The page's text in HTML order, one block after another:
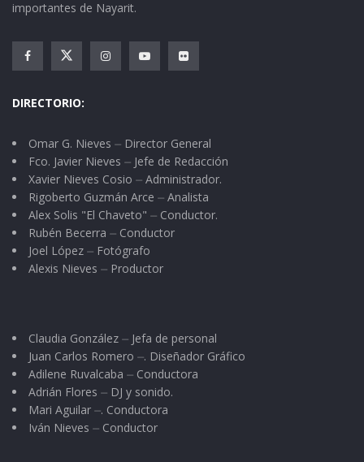
importantes de Nayarit.
DIRECTORIO:
Omar G. Nieves ⏤ Director General
Fco. Javier Nieves ⏤ Jefe de Redacción
Xavier Nieves Cosio ⏤ Administrador.
Rigoberto Guzmán Arce ⏤ Analista
Alex Solis "El Chaveto" ⏤ Conductor.
Rubén Becerra ⏤ Conductor
Joel López ⏤ Fotógrafo
Alexis Nieves ⏤ Productor
Claudia González ⏤ Jefa de personal
Juan Carlos Romero ⏤. Diseñador Gráfico
Adilene Ruvalcaba ⏤ Conductora
Adrián Flores ⏤ DJ y sonido.
Mari Aguilar ⏤. Conductora
Iván Nieves ⏤ Conductor